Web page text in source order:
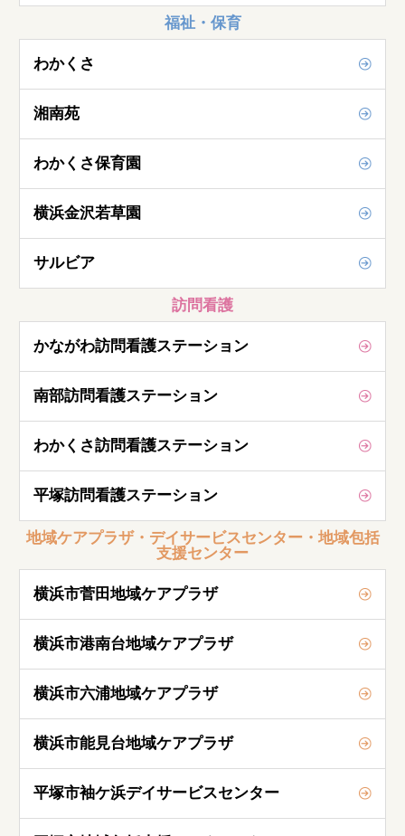
福祉・保育
わかくさ
湘南苑
わかくさ保育園
横浜金沢若草園
サルビア
訪問看護
かながわ訪問看護ステーション
南部訪問看護ステーション
わかくさ訪問看護ステーション
平塚訪問看護ステーション
地域ケアプラザ・デイサービスセンター・地域包括
支援センター
横浜市菅田地域ケアプラザ
横浜市港南台地域ケアプラザ
横浜市六浦地域ケアプラザ
横浜市能見台地域ケアプラザ
平塚市袖ケ浜デイサービスセンター